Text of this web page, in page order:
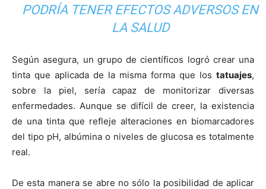
PODRÍA TENER EFECTOS ADVERSOS EN
LA SALUD
Según asegura, un grupo de científicos logró crear una
tinta que aplicada de la misma forma que los tatuajes,
sobre la piel, sería capaz de monitorizar diversas
enfermedades. Aunque se difícil de creer, la existencia
de una tinta que refleje alteraciones en biomarcadores
del tipo pH, albúmina o niveles de glucosa es totalmente
real.
De esta manera se abre no sólo la posibilidad de aplicar